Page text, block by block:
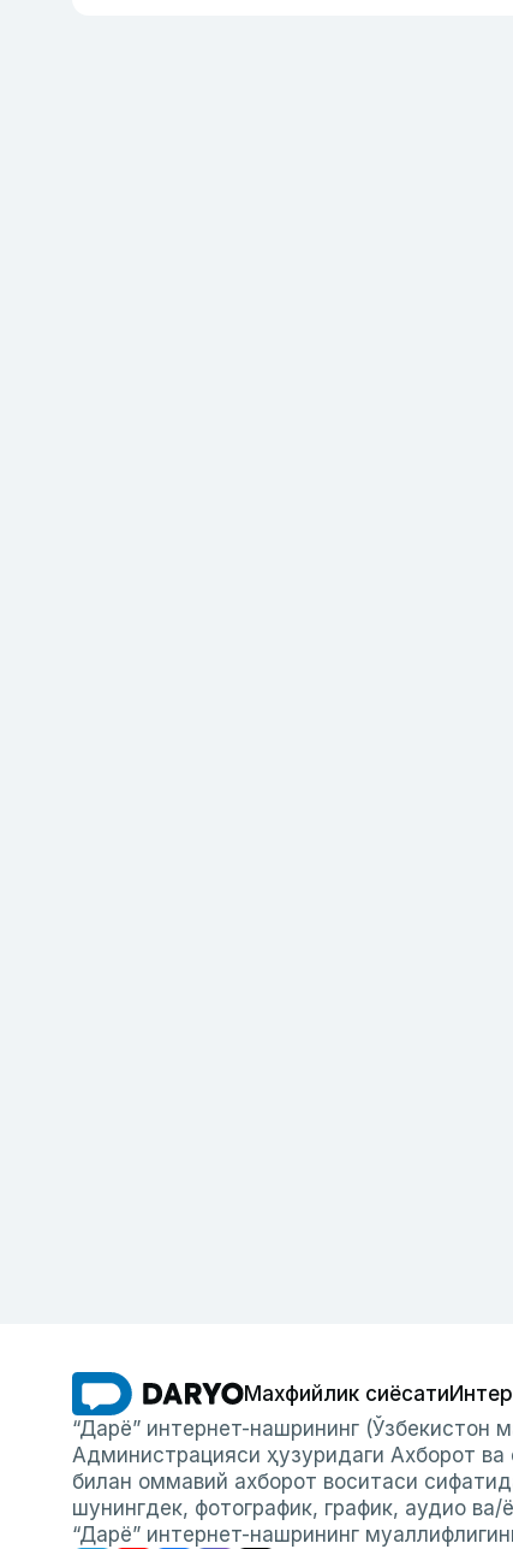
Махфийлик сиёсати
“Дарё” интернет-нашрининг (Ўзбекистон
Администрацияси ҳузуридаги Ахборот
билан оммавий ахборот воситаси
шунингдек, фотографик, график, аудио
“Дарё” интернет-нашрининг